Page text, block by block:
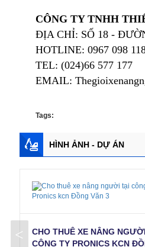
CÔNG TY TNHH
ĐỊA CHỈ: SỐ 18 -
HOTLINE: 0967 098
TEL: (024)66 577 177
EMAIL:
Tags:
HÌNH ẢNH - DỰ ÁN
CHO THUÊ XE NÂNG
CÔNG TY PRONICS KCN
<